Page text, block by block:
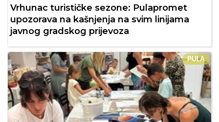
Vrhunac turističke sezone: Pulapromet
upozorava na kašnjenja na svim linijama
javnog gradskog prijevoza
PULA